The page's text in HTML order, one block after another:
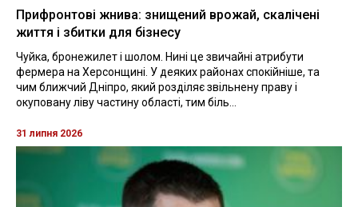
Прифронтові жнива: знищений врожай, скалічені
життя і збитки для бізнесу
Чуйка, бронежилет і шолом. Нині це звичайні атрибути
фермера на Херсонщині. У деяких районах спокійніше, та
чим ближчий Дніпро, який розділяє звільнену праву і
окуповану ліву частину області, тим біль...
31 липня 2026